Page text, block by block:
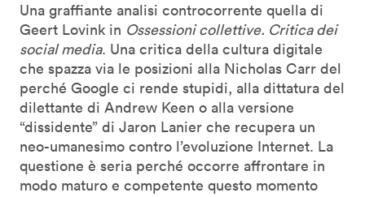
Una graffiante analisi controcorrente quella di
Geert Lovink in Ossessioni collettive. Critica dei
social media. Una critica della cultura digitale
che spazza via le posizioni alla Nicholas Carr del
perché Google ci rende stupidi, alla dittatura del
dilettante di Andrew Keen o alla versione
“dissidente” di Jaron Lanier che recupera un
neo-umanesimo contro l’evoluzione Internet. La
questione è seria perché occorre affrontare in
modo maturo e competente questo momento